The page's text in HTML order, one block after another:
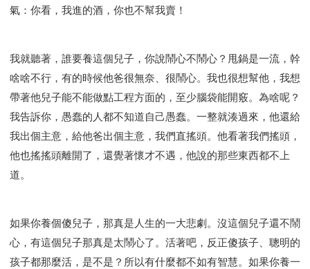
氣：你看，我進的酒，你也不幫我賣！
我就聽著，誰要養這個兒子，你說鬧心不鬧心？甩鍋是一流，幹
啥啥不行，有的時候他爸很無奈、很鬧心。我也很想幫他，我想
帶著他兒子能不能做點工程方面的，至少腦袋能開竅。為啥呢？
我告訴你，愚蠢的人都不知道自己愚蠢。一整就湊過來，他還給
我出個主意，給他爸出個主意，我們直搖頭。他看著我們搖頭，
他也搖搖頭離開了，還覺著懷才不遇，他說的那些東西都不上
道。
如果你養個傻兒子，那真是人生的一大悲劇。沒這個兒子還不鬧
心，有這個兒子那真是太鬧心了。活著吧，反正傻孩子、聰明的
孩子都那麼活，是不是？所以有什麼都不如有智慧。如果你養一